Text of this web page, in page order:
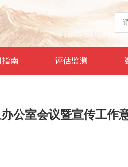
指南 评估监测
公室会议暨宣传工作